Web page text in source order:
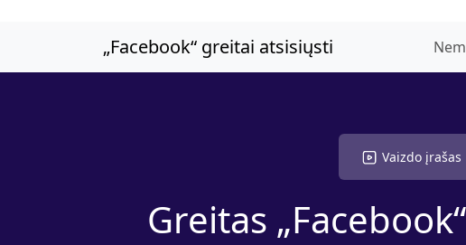
„Facebook“ greitai atsisiųsti
Vaizdo įrašas
Greitas